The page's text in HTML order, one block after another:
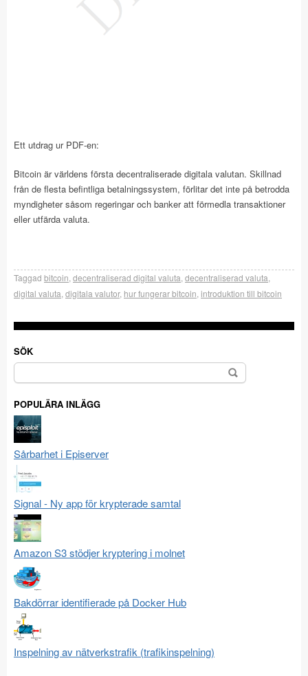
Ett utdrag ur PDF-en:
Bitcoin är världens första decentraliserade digitala valutan. Skillnad
från de flesta befintliga betalningssystem, förlitar det inte på betrodda
myndigheter såsom regeringar och banker att förmedla transaktioner
eller utfärda valuta.
Taggad bitcoin decentraliserad digital valuta decentraliserad valuta
digital valuta digitala valutor, hur fungerar bitcoin introduktion till bitcoin
SÖK
Sök
efter:
POPULÄRA INLÄGG
Sårbarhet i Episerver
Signal - Ny app för krypterade samtal
Amazon S3 stödjer kryptering i molnet
Bakdörrar identifierade på Docker Hub
Inspelning av nätverkstrafik (trafikinspelning)